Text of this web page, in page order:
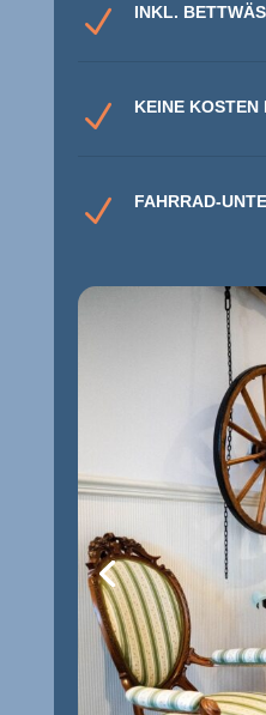
N INKL.
N KEINE KOSTEN
N FAHRRAD-